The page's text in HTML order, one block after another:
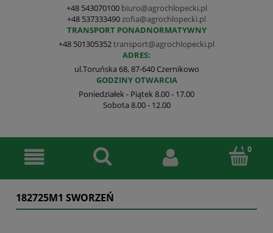
+48 543070100 biuro@agrochlopecki.pl
+48 537333490 zofia@agrochlopecki.pl
TRANSPORT PONADNORMATYWNY
+48 501305352transport@agrochlopecki.pl
ADRES:
ul.Toruńska 68, 87-640 Czernikowo
GODZINY OTWARCIA
Poniedziałek - Piątek 8.00 - 17.00
Sobota 8.00 - 12.00
182725M1 SWORZEŃ